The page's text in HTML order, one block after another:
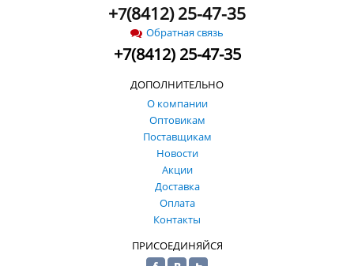
+7(8412) 25-47-35
Обратная связь
+7(8412) 25-47-35
ДОПОЛНИТЕЛЬНО
О компании
Оптовикам
Поставщикам
Новости
Акции
Доставка
Оплата
Контакты
ПРИСОЕДИНЯЙСЯ